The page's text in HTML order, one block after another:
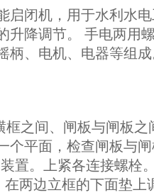
启闭机，用于水利水
降调节。 手电两用
柄、电机、电器等组
之间、闸板与闸板
个平面，检查闸板与
置。上紧各连接螺栓。
在两边立框的下面垫